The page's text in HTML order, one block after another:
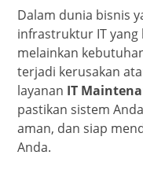
Dalam dunia bisnis
infrastruktur IT yang
melainkan
terjadi kerusakan
layanan IT
pastikan sistem
aman, dan siap
Anda.